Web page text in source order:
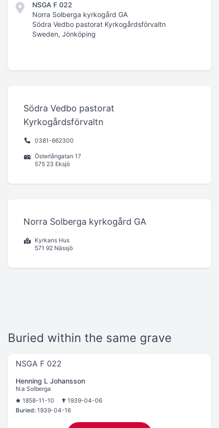
NSGA F 022
Norra Solberga kyrkogård GA
Södra Vedbo pastorat Kyrkogårdsförvaltn
Sweden, Jönköping
Södra Vedbo pastorat
Kyrkogårdsförvaltn
0381-662300
Österlångatan 17
575 23 Eksjö
Norra Solberga kyrkogård GA
Kyrkans Hus
571 92 Nässjö
Buried within the same grave
NSGA F 022
Henning L Johansson
N:a Solberga
1858-11-10
1939-04-06
Buried: 1939-04-16